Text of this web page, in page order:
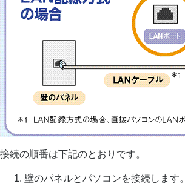
接続の順番は下記のとおりです。
壁のパネルとパソコンを接続します。